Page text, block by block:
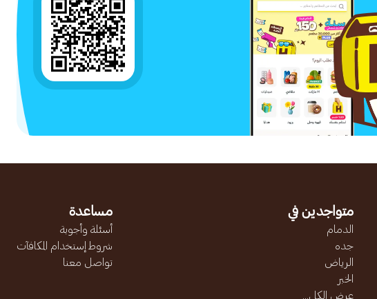
متواجدين في
الدمام
جده
الرياض
الخبر
عرض الكل...
مساعدة
أسئلة وأجوبة
شروط إستخدام المكافآت
تواصل معنا